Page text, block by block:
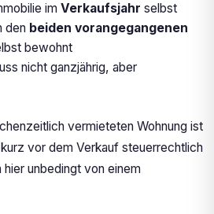
im Verkaufsjahr selbst
den beiden vorangegangenen
bewohnt
nicht ganzjährig, aber
vermieteten Wohnung ist
vor dem Verkauf steuerrechtlich
hier unbedingt von einem